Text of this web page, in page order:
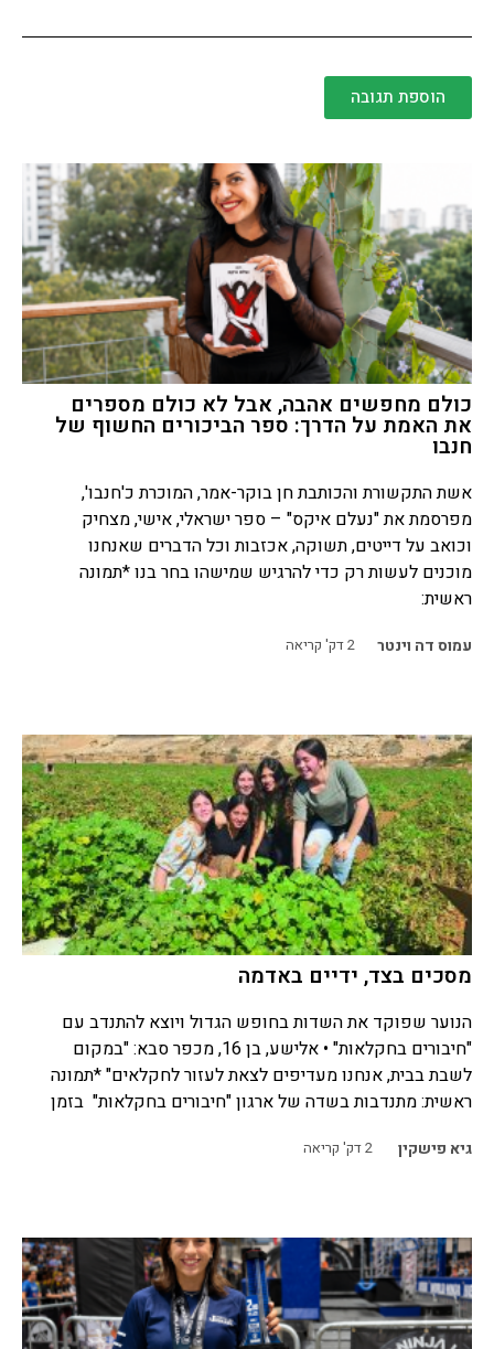
הוספת תגובה
כולם מחפשים אהבה, אבל לא כולם מספרים
את האמת על הדרך: ספר הביכורים החשוף של
חנבו
אשת התקשורת והכותבת חן בוקר-אמר, המוכרת כ'חנבו',
מפרסמת את "נעלם איקס" – ספר ישראלי, אישי, מצחיק
וכואב על דייטים, תשוקה, אכזבות וכל הדברים שאנחנו
מוכנים לעשות רק כדי להרגיש שמישהו בחר בנו *תמונה
ראשית:
עמוס דה וינטר 2דק' קריאה
מסכים בצד, ידיים באדמה
הנוער שפוקד את השדות בחופש הגדול ויוצא להתנדב עם
"חיבורים בחקלאות" • אלישע, בן 16, מכפר סבא: "במקום
לשבת בבית, אנחנו מעדיפים לצאת לעזור לחקלאים" *תמונה
ראשית: מתנדבות בשדה של ארגון "חיבורים בחקלאות" בזמן
גיא פישקין 2דק' קריאה